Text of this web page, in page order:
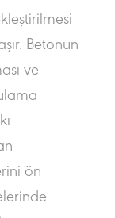
Betonun
ve
ön